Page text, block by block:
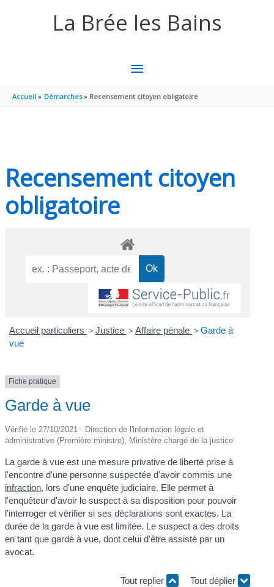
La Brée les Bains
MENU
PRINCIPAL
Accueil Démarches Recensement citoyen obligatoire
Recensement citoyen
obligatoire
Accueil particuliers > Justice > Affaire pénale > Garde à
vue
Fiche pratique
Garde à vue
Vérifié le 27/10/2021 - Direction de l'information légale et
administrative (Première ministre), Ministère chargé de la justice
La garde à vue est une mesure privative de liberté prise à
l'encontre d'une personne suspectée d'avoir commis une
infraction, lors d'une enquête judiciaire. Elle permet à
l'enquêteur d'avoir le suspect à sa disposition pour pouvoir
l'interroger et vérifier si ses déclarations sont exactes. La
durée de la garde à vue est limitée. Le suspect a des droits
en tant que gardé à vue, dont celui d'être assisté par un
avocat.
Tout replier Tout déplier